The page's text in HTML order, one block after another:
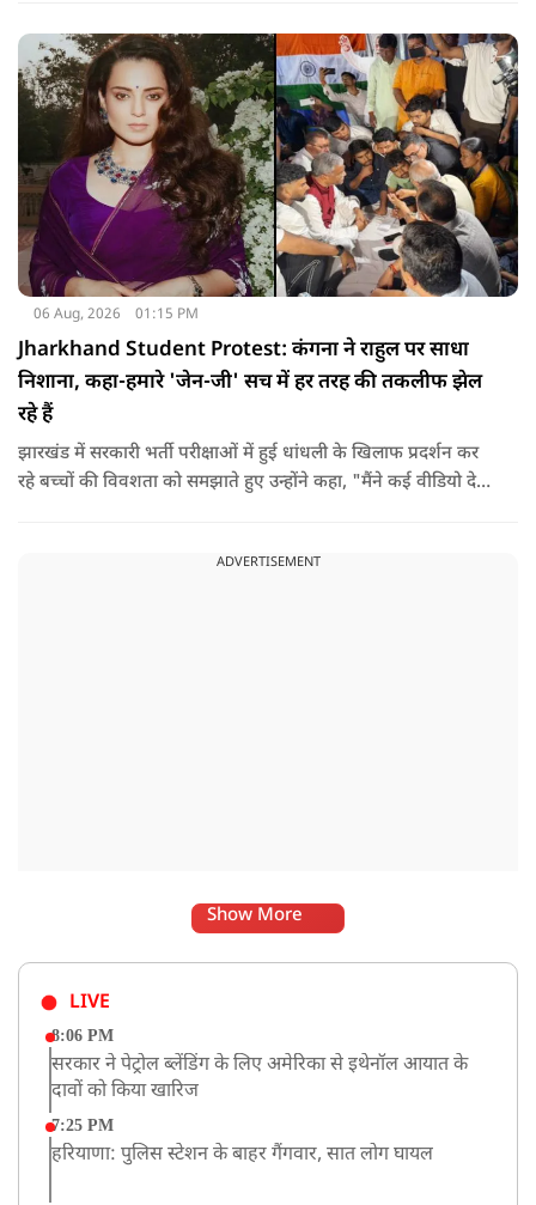
06 Aug, 2026 01:15 PM
Jharkhand Student Protest: कंगना ने राहुल पर साधा
निशाना, कहा-हमारे 'जेन-जी' सच में हर तरह की तकलीफ झेल
रहे हैं
झारखंड में सरकारी भर्ती परीक्षाओं में हुई धांधली के खिलाफ प्रदर्शन कर
रहे बच्चों की विवशता को समझाते हुए उन्होंने कहा, "मैंने कई वीडियो देखे
यहां तक गंभीर हैं कि बच्चों के पास ऑनलाइन फूड नहीं जा पा रहा है. ऐसी
ADVERTISEMENT
Show More
LIVE
8:06 PM
सरकार ने पेट्रोल ब्लेंडिंग के लिए अमेरिका से इथेनॉल आयात के
दावों को किया खारिज
7:25 PM
हरियाणा: पुलिस स्टेशन के बाहर गैंगवार, सात लोग घायल